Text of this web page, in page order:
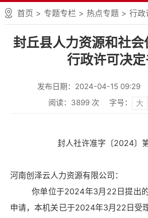
首页 > 专题专栏 > 热点专题 > 行政
封丘县人力资源和社
行政许可决
发布日期：2024-04-15 09:29
阅读： 3899次 字号： 大
封人社许准字〔2024〕
河南创泽云人力资源有限公司：
你单位于2024年3月22日提出的
申请，本机关已于2024年3月22日受